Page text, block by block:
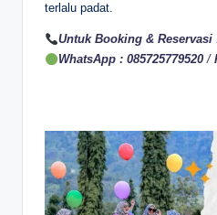
terlalu padat.
Untuk Booking & Reservasi
WhatsApp : 085725779520/